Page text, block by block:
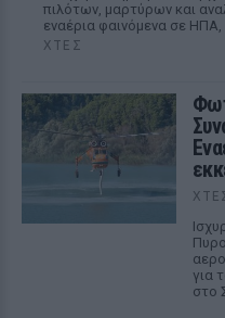
πιλότων, μαρτύρων και
εναέρια φαινόμενα σε ΗΠΑ,
ΧΤΕΣ
για
στο